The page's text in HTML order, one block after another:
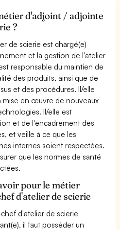
d'adjoint / adjointe
?
de scierie est chargé(e)
et la gestion de l'atelier
responsable du maintien de
des produits, ainsi que de
et des procédures. Il/elle
mise en œuvre de nouveaux
Il/elle est
et de l'encadrement des
et veille à ce que les
internes soient respectées.
que les normes de santé
pour le métier
d'atelier de scierie
d'atelier de scierie
il faut posséder un